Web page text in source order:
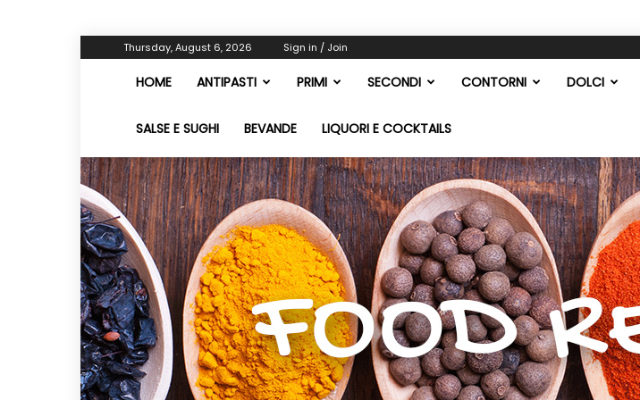
Thursday, August 6, 2026 Sign in / Join
HOME ANTIPASTI PRIMI SECONDI CONTORNI DOLCI
SALSE E SUGHI BEVANDE LIQUORI E COCKTAILS